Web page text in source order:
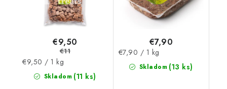
Skladom (11 ks)
€9,50
€11
Jednotková
cena:
€9,50 / 1 kg Skladom (13 ks)
€7,90
Jednotková
cena:
€7,90 / 1 kg